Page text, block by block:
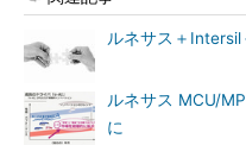
ルネサス＋Intersil
ルネサス MCU/
に